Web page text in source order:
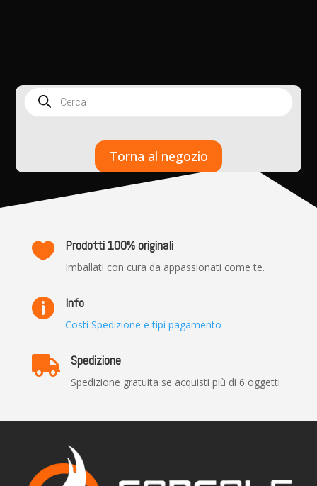
search
Torna al negozio
 Prodotti 100% originali
Imballati con cura da appassionati come te.
 Info
Costi Spedizione e tipi pagamento
 Spedizione
Spedizione gratuita se acquisti più di 6 oggetti